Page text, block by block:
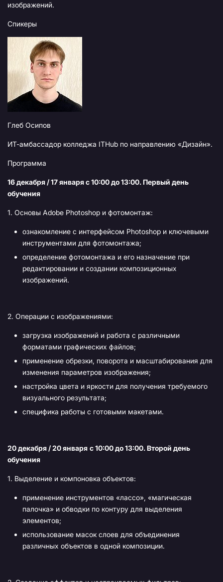
изображений.
Спикеры
Глеб Осипов
ИТ-амбассадор колледжа ITHub по направлению «Дизайн».
Программа
16 декабря / 17 января с 10:00 до 13:00. Первый день
обучения
1. Основы Adobe Photoshop и фотомонтаж:
ознакомление с интерфейсом Photoshop и ключевыми
инструментами для фотомонтажа;
определение фотомонтажа и его назначение при
редактировании и создании композиционных
изображений.
2. Операции с изображениями:
загрузка изображений и работа с различными
форматами графических файлов;
применение обрезки, поворота и масштабирования для
изменения параметров изображения;
настройка цвета и яркости для получения требуемого
визуального результата;
специфика работы с готовыми макетами.
20 декабря / 20 января с 10:00 до 13:00. Второй день
обучения
1. Выделение и компоновка объектов:
применение инструментов «лассо», «магическая
палочка» и обводки по контуру для выделения
элементов;
использование масок слоев для объединения
различных объектов в одной композиции.